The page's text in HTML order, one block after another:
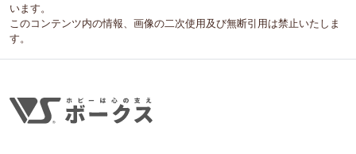
います。
このコンテンツ内の情報、画像の二次使用及び無断引用は禁止いたしま
す。